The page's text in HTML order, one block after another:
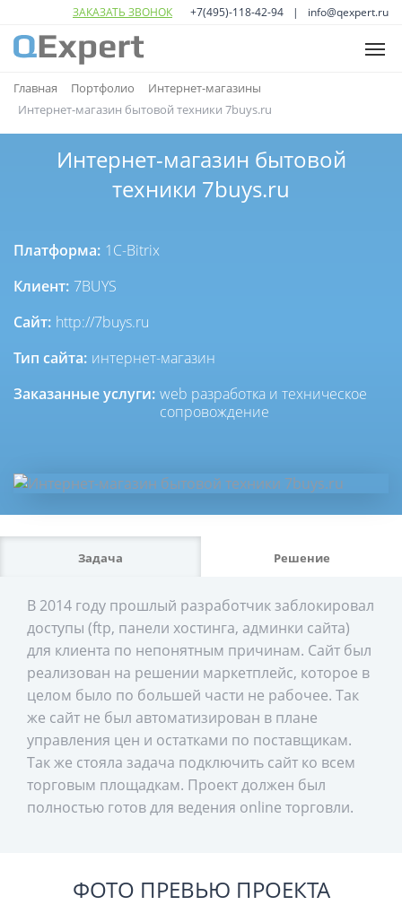
ЗАКАЗАТЬ ЗВОНОК +7(495)-118-42-94 info@qexpert.ru
ГЛАВНАЯ
Open
menu
ПОРТФОЛИО
Open
sub
menu
КОНТАКТЫ
Главная Портфолио
Интернет-магазины
Интернет-магазин бытовой техники 7buys.ru
Интернет-магазин бытовой
техники 7buys.ru
Платформа: 1C-Bitrix
Клиент: 7BUYS
Сайт: http://7buys.ru
Тип сайта: интернет-магазин
Заказанные услуги: web разработка и техническое
сопровождение
Задача Решение
В 2014 году прошлый разработчик заблокировал
доступы (ftp, панели хостинга, админки сайта)
для клиента по непонятным причинам. Сайт был
реализован на решении маркетплейс, которое в
целом было по большей части не рабочее. Так
же сайт не был автоматизирован в плане
управления цен и остатками по поставщикам.
Так же стояла задача подключить сайт ко всем
торговым площадкам. Проект должен был
полностью готов для ведения online торговли.
ФОТО ПРЕВЬЮ ПРОЕКТА